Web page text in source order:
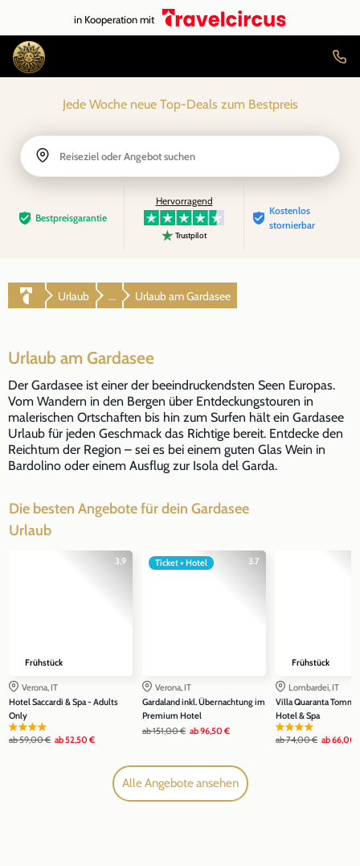
in Kooperation mit
Jede Woche neue Top-Deals zum Bestpreis
Reiseziel oder Angebot suchen
Bestpreis­garantie
Hervorragend
Trustpilot
Kostenlos
stornierbar
Urlaub ... Urlaub am Gardasee
Urlaub am Gardasee
Der Gardasee ist einer der beeindruckendsten Seen Europas.
Vom Wandern in den Bergen über Entdeckungstouren in
malerischen Ortschaften bis hin zum Surfen hält ein Gardasee
Urlaub für jeden Geschmack das Richtige bereit. Entdecke den
Reichtum der Region – sei es bei einem guten Glas Wein in
Bardolino oder einem Ausflug zur Isola del Garda.
Die besten Angebote für dein Gardasee
Urlaub
3.9
Frühstück
Verona, IT
Hotel Saccardi & Spa - Adults
Only
ab59,00 € ab52,50 €
3.7
Ticket + Hotel
Verona, IT
Gardaland inkl. Übernachtung im
Premium Hotel
ab151,00 € ab96,50 €
Frühstück
Lombardei, IT
Villa Quaranta
Hotel & Spa
ab74,00 € ab66,00
Alle Angebote ansehen